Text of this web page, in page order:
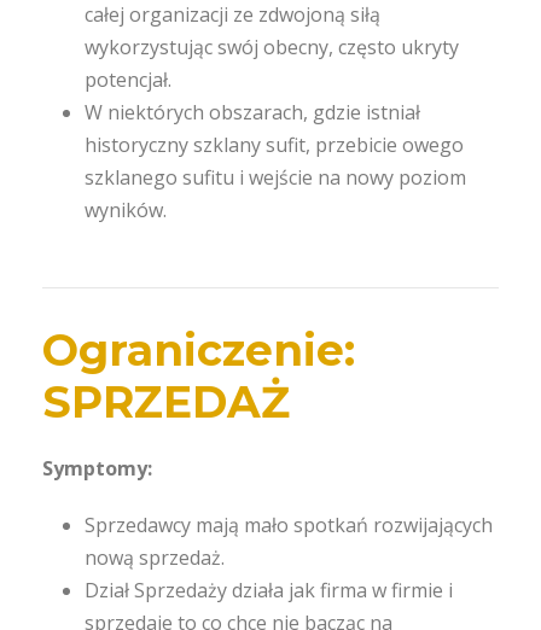
całej organizacji ze zdwojoną siłą
wykorzystując swój obecny, często ukryty
potencjał.
W niektórych obszarach, gdzie istniał
historyczny szklany sufit, przebicie owego
szklanego sufitu i wejście na nowy poziom
wyników.
Ograniczenie:
SPRZEDAŻ
Symptomy:
Sprzedawcy mają mało spotkań rozwijających
nową sprzedaż.
Dział Sprzedaży działa jak firma w firmie i
sprzedaje to co chce nie bacząc na